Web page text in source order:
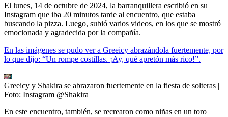
El lunes, 14 de octubre de 2024, la barranquillera escribió en su
Instagram que iba 20 minutos tarde al encuentro, que estaba
buscando la pizza. Luego, subió varios videos, en los que se mostró
emocionada y agradecida por la compañía.
En las imágenes se pudo ver a Greeicy abrazándola fuertemente, por
lo que dijo: “Un rompe costillas. ¡Ay, qué apretón más rico!”.
Greeicy y Shakira se abrazaron fuertemente en la fiesta de solteras |
Foto: Instagram @Shakira
En este encuentro, también, se recrearon como niñas en un toro